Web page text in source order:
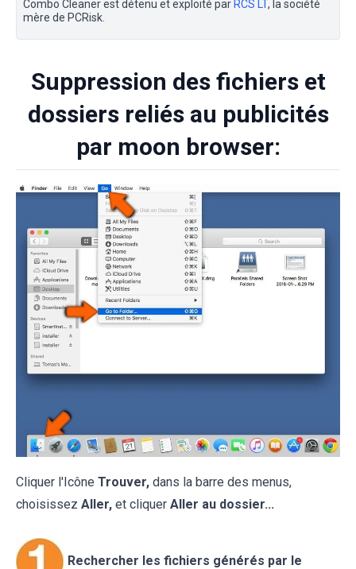
Combo Cleaner est détenu et exploité par RCS LT, la société
mère de PCRisk.
Suppression des fichiers et
dossiers reliés au publicités
par moon browser:
Cliquer l'Icône Trouver, dans la barre des menus,
choisissez Aller, et cliquer Aller au dossier...
Rechercher les fichiers générés par le